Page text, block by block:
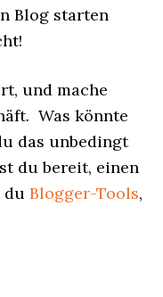
Blog starten
und mache
Was könnte
das unbedingt
du bereit, einen
duBlogger-Tools,